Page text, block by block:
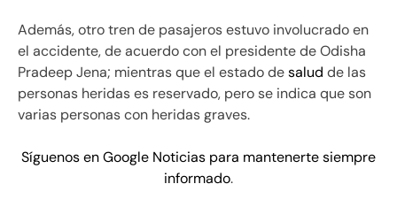
Además, otro tren de pasajeros estuvo involucrado en
el accidente, de acuerdo con el presidente de Odisha
Pradeep Jena; mientras que el estado desalud de las
personas heridas es reservado, pero se indica que son
varias personas con heridas graves.
Síguenos en Google Noticias para mantenerte siempre
informado.